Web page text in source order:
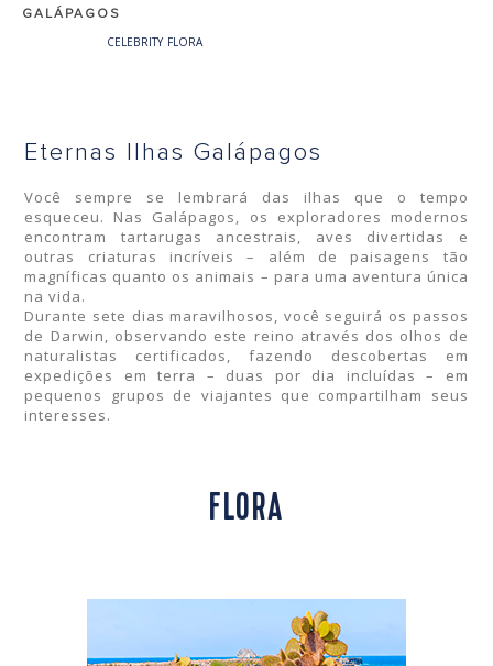
GALÁPAGOS
CELEBRITY FLORA
Eternas Ilhas Galápagos
Você sempre se lembrará das ilhas que o tempo
esqueceu. Nas Galápagos, os exploradores modernos
encontram tartarugas ancestrais, aves divertidas e
outras criaturas incríveis – além de paisagens tão
magníficas quanto os animais – para uma aventura única
na vida.
Durante sete dias maravilhosos, você seguirá os passos
de Darwin, observando este reino através dos olhos de
naturalistas certificados, fazendo descobertas em
expedições em terra – duas por dia incluídas – em
pequenos grupos de viajantes que compartilham seus
interesses.
FLORA